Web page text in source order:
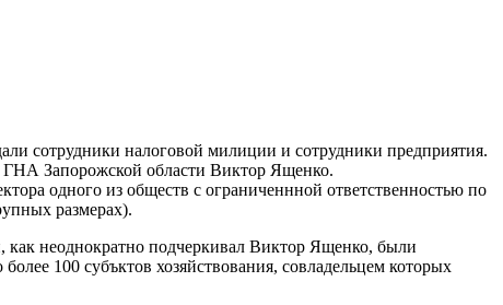
сотрудники налоговой милиции и сотрудники предприятия.
ГНА Запорожской области Виктор Ященко.
одного из обществ с ограниченнной ответственностью по
размерах).
как неоднократно подчеркивал Виктор Ященко, были
100 субъктов хозяйствования, совладельцем которых